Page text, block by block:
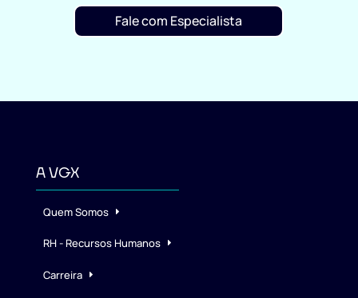
Fale com Especialista
A VGX
Quem Somos
RH - Recursos Humanos
Carreira